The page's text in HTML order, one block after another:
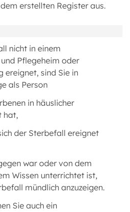
erstellten Register aus.
nicht in einem
Pflegeheim oder
ereignet, sind Sie in
als Person
in häuslicher
hat,
der Sterbefall ereignet
war oder von dem
Wissen unterrichtet ist,
mündlich anzuzeigen.
Sie auch ein